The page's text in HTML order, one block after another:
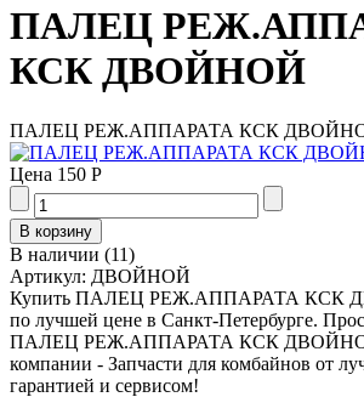
ПАЛЕЦ
КСК ДВОЙНОЙ
ПАЛЕЦ РЕЖ.АППАРАТА КСК
Цена 150 Р
В наличии (11)
Артикул: ДВОЙНОЙ
Купить ПАЛЕЦ РЕЖ.АППАРАТА КСК
по лучшей цене в Санкт-Петербурге.
ПАЛЕЦ РЕЖ.АППАРАТА КСК ДВОЙНОЙ
компании - Запчасти для комбайнов от
гарантией и сервисом!